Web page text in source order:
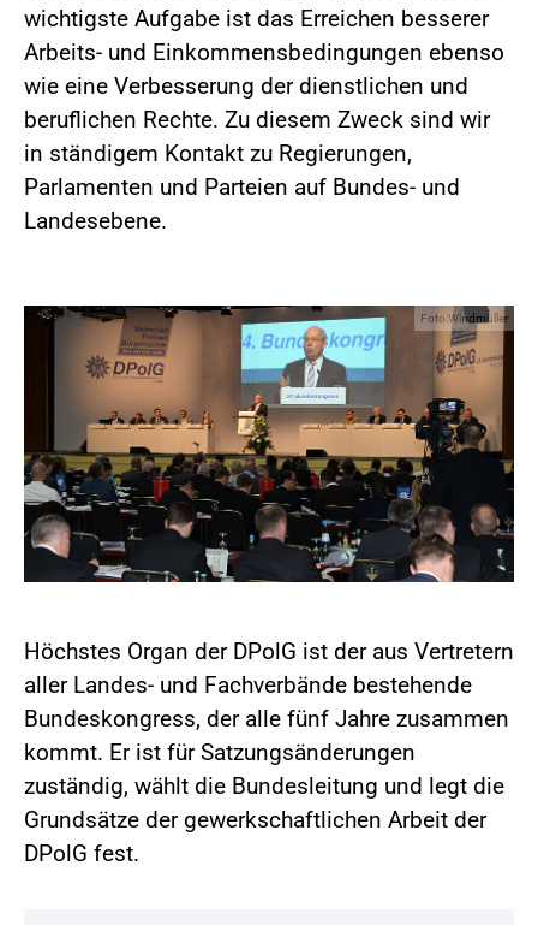
wichtigste Aufgabe ist das Erreichen besserer
Arbeits- und Einkommensbedingungen ebenso
wie eine Verbesserung der dienstlichen und
beruflichen Rechte. Zu diesem Zweck sind wir
in ständigem Kontakt zu Regierungen,
Parlamenten und Parteien auf Bundes- und
Landesebene.
Foto:Windmüller
Höchstes Organ der DPolG ist der aus Vertretern
aller Landes- und Fachverbände bestehende
Bundeskongress, der alle fünf Jahre zusammen
kommt. Er ist für Satzungsänderungen
zuständig, wählt die Bundesleitung und legt die
Grundsätze der gewerkschaftlichen Arbeit der
DPolG fest.